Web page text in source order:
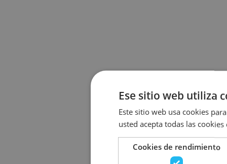
Ese sitio web utiliza
Este sitio web usa cookies
usted acepta todas las
Cookies de rendimiento